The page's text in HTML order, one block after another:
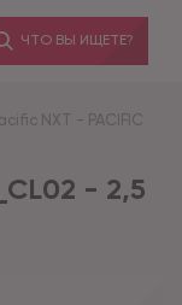
ЧТО ВЫ ИЩЕТЕ?
NXT - PACIFIC
- 2,5